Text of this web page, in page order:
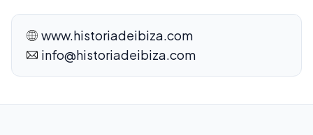
www.historiadeibiza.com
info@historiadeibiza.com